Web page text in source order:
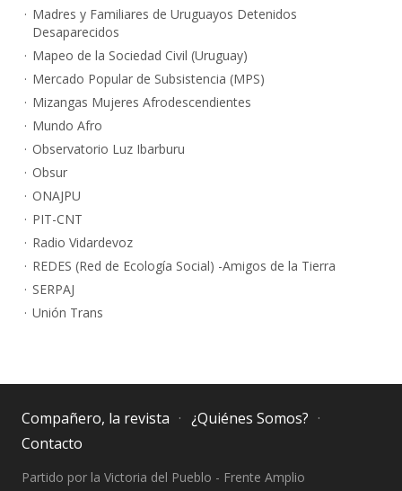
Madres y Familiares de Uruguayos Detenidos
Desaparecidos
Mapeo de la Sociedad Civil (Uruguay)
Mercado Popular de Subsistencia (MPS)
Mizangas Mujeres Afrodescendientes
Mundo Afro
Observatorio Luz Ibarburu
Obsur
ONAJPU
PIT-CNT
Radio Vidardevoz
REDES (Red de Ecología Social) -Amigos de la Tierra
SERPAJ
Unión Trans
Compañero, la revista
¿Quiénes Somos?
Contacto
Partido por la Victoria del Pueblo - Frente Amplio